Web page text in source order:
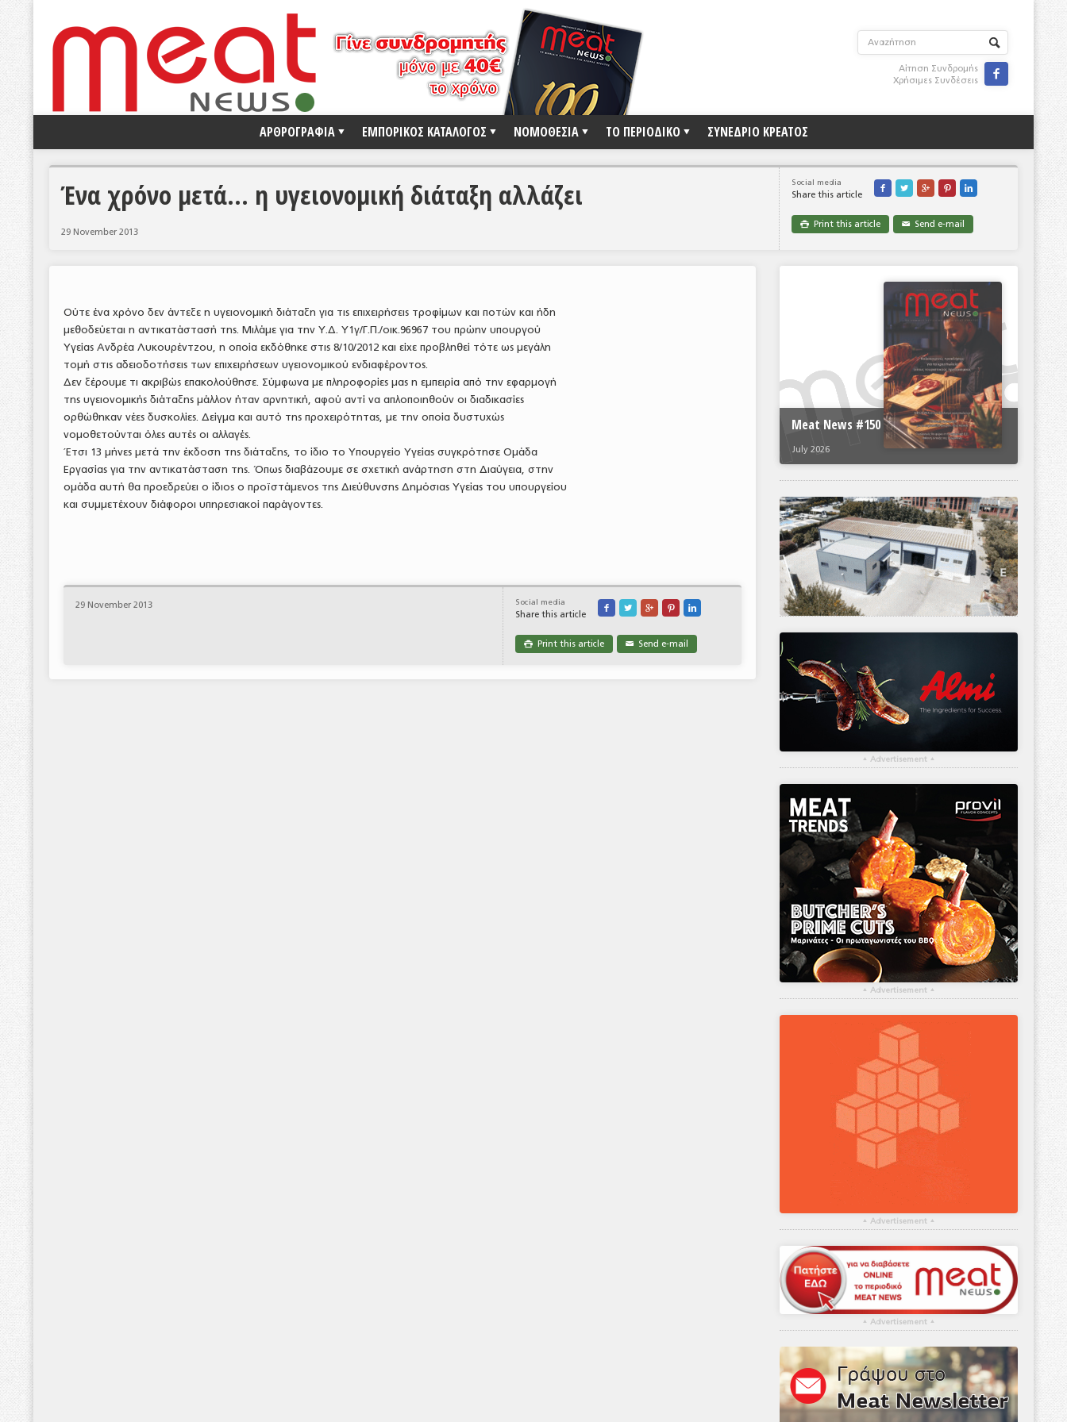
Αίτηση Συνδρομής
Χρήσιμες Συνδέσεις

ΑΡΘΡΟΓΡΑΦΙΑ ΕΜΠΟΡΙΚΟΣ ΚΑΤΑΛΟΓΟΣ ΝΟΜΟΘΕΣΙΑ ΤΟ ΠΕΡΙΟΔΙΚΟ ΣΥΝΕΔΡΙΟ ΚΡΕΑΤΟΣ
Social media
Share this article
    
 Print this article ✉ Send e-mail
Ένα χρόνο μετά… η υγειονομική διάταξη αλλάζει
29 November 2013
Ούτε ένα χρόνο δεν άντεξε η υγειονομική διάταξη για τις επιχειρήσεις τροφίμων και ποτών και ήδη
μεθοδεύεται η αντικατάστασή της. Μιλάμε για την Υ.Δ. Υ1γ/Γ.Π./οικ.96967 του πρώην υπουργού
Υγείας Ανδρέα Λυκουρέντζου, η οποία εκδόθηκε στις 8/10/2012 και είχε προβληθεί τότε ως μεγάλη
τομή στις αδειοδοτήσεις των επιχειρήσεων υγειονομικού ενδιαφέροντος.
Δεν ξέρουμε τι ακριβώς επακολούθησε. Σύμφωνα με πληροφορίες μας η εμπειρία από την εφαρμογή
της υγειονομικής διάταξης μάλλον ήταν αρνητική, αφού αντί να απλοποιηθούν οι διαδικασίες
ορθώθηκαν νέες δυσκολίες. Δείγμα και αυτό της προχειρότητας, με την οποία δυστυχώς
νομοθετούνται όλες αυτές οι αλλαγές.
Έτσι 13 μήνες μετά την έκδοση της διάταξης, το ίδιο το Υπουργείο Υγείας συγκρότησε Ομάδα
Εργασίας για την αντικατάσταση της. Όπως διαβάζουμε σε σχετική ανάρτηση στη Διαύγεια, στην
ομάδα αυτή θα προεδρεύει ο ίδιος ο προϊστάμενος της Διεύθυνσης Δημόσιας Υγείας του υπουργείου
και συμμετέχουν διάφοροι υπηρεσιακοί παράγοντες.
Social media
Share this article
    
 Print this article ✉ Send e-mail
29 November 2013
Meat News #150
July 2026
▴ Advertisement ▴
▴ Advertisement ▴
▴ Advertisement ▴
▴ Advertisement ▴